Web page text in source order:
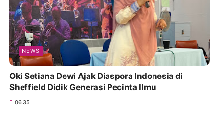
NEWS
Oki Setiana Dewi Ajak Diaspora Indonesia di
Sheffield Didik Generasi Pecinta Ilmu
06.35